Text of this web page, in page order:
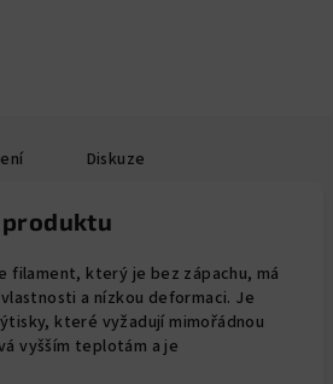
Diskuze
je filament, který je bez zápachu, má
a nízkou deformaci. Je
které vyžadují mimořádnou
vyšším teplotám a je